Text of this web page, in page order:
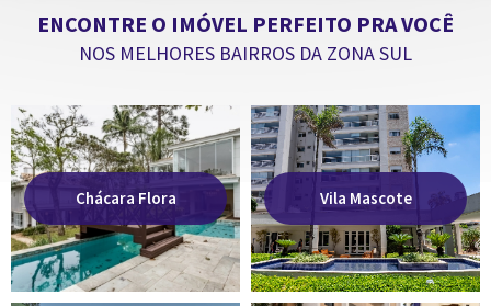
ENCONTRE O IMÓVEL PERFEITO PRA VOCÊ
NOS MELHORES BAIRROS DA ZONA SUL
Chácara Flora Vila Mascote